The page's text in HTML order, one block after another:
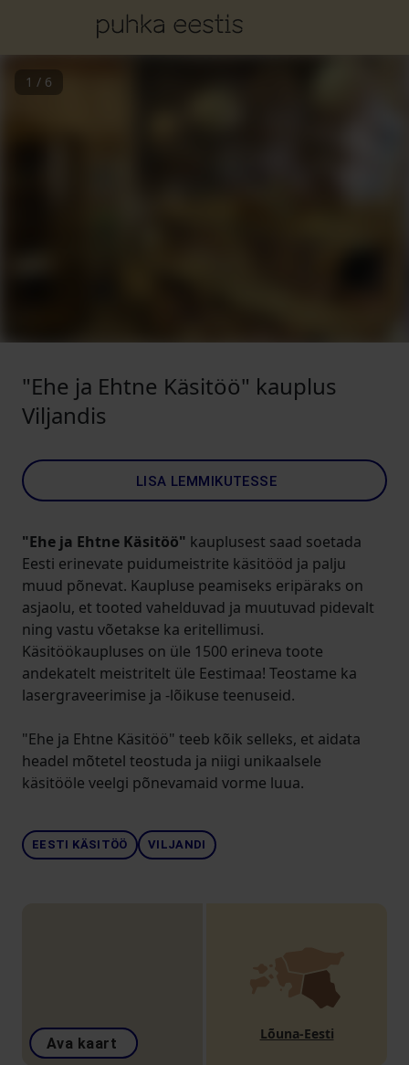
1 / 6
"Ehe ja Ehtne Käsitöö" kauplus
Viljandis
LISA LEMMIKUTESSE
"Ehe ja Ehtne Käsitöö" kauplusest saad soetada
Eesti erinevate puidumeistrite käsitööd ja palju
muud põnevat. Kaupluse peamiseks eripäraks on
asjaolu, et tooted vahelduvad ja muutuvad pidevalt
ning vastu võetakse ka eritellimusi.
Käsitöökaupluses on üle 1500 erineva toote
andekatelt meistritelt üle Eestimaa! Teostame ka
lasergraveerimise ja -lõikuse teenuseid.
"Ehe ja Ehtne Käsitöö" teeb kõik selleks, et aidata
headel mõtetel teostuda ja niigi unikaalsele
käsitööle veelgi põnevamaid vorme luua.
EESTI KÄSITÖÖ VILJANDI
Ava kaart
Lõuna-Eesti